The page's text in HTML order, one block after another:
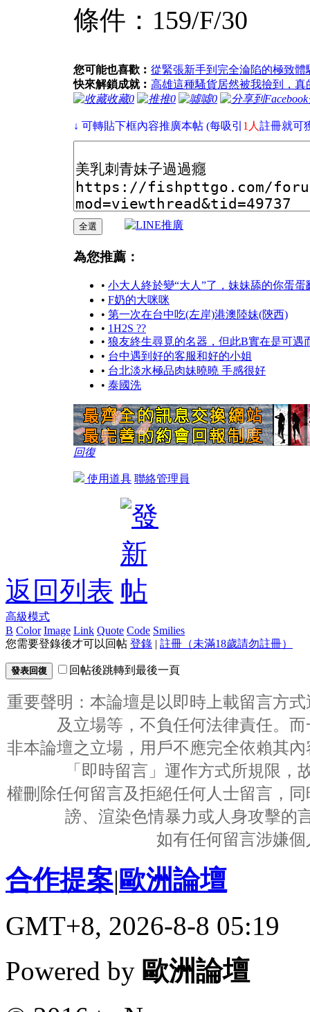
條件：159/F/30
您可能也喜歡︰ 從緊張新手到完全淪陷的極致體
快來解鎖成就︰ 高雄這種騷貨居然被我撿到，真
收藏0 推0 噓0
↓ 可轉貼下框內容推廣本帖 (每吸引 1人 註冊就可
為您推薦：
• 小大人終於變“大人”了，妹妹舔的你蛋蛋
• F奶的大咪咪
• 第一次在台中吃(左岸)港澳陸妹(陝西)
• 1H2S ??
• 狼友終生尋覓的名器，但此B實在是可遇
• 台中遇到好的客服和好的小姐
• 台北淡水極品肉妹曉曉 手感很好
• 泰國洗
回復
使用道具 聯絡管理員
返回列表
高級模式
B Color Image Link Quote Code Smilies
您需要登錄後才可以回帖 登錄 | 註冊（未滿18歲請勿註冊）
發表回復 回帖後跳轉到最後一頁
重要聲明：本論壇是以即時上載留言方
及立場等，不負任何法律責任。
非本論壇之立場，用戶不應完全依賴其
「即時留言」運作方式所規限
權刪除任何留言及拒絕任何人士留言，
謗、渲染色情暴力或人身攻擊的
如有任何留言涉嫌
合作提案|歐洲論壇
GMT+8, 2026-8-8 05:19
Powered by 歐洲論壇